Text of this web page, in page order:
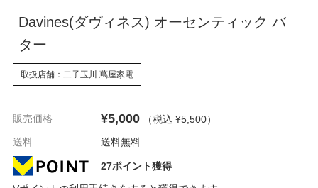
Davines(ダヴィネス) オーセンティック バ
ター
取扱店舗：二子玉川 蔦屋家電
販売価格 ¥5,000 （税込 ¥5,500）
送料
送料無料
27ポイント獲得